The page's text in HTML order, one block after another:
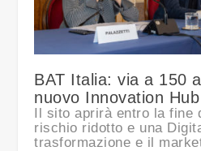
BAT Italia: via a 150
nuovo Innovation
Il sito aprirà entro la fine
rischio ridotto e una
trasformazione e il